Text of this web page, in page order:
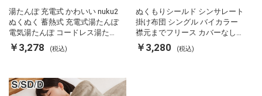
湯たんぽ 充電式 かわいい nuku2
ぬくぬく 蓄熱式 充電式湯たんぽ
電気湯たんぽ コードレス湯たん
ぽ エコ 節電 節約 省エネ 充電式
エコ電気あんか EWT-2143 スリ
￥3,278 (税込)
ぬくもりシールド シンサレート
掛け布団 シングル バイカラー
襟元までフリース カバーなしで
使える 軽い 丸洗い 断熱 保温 抗
菌防臭 洗える 防ダニ 軽量 ホコ
￥3,280 (税込)